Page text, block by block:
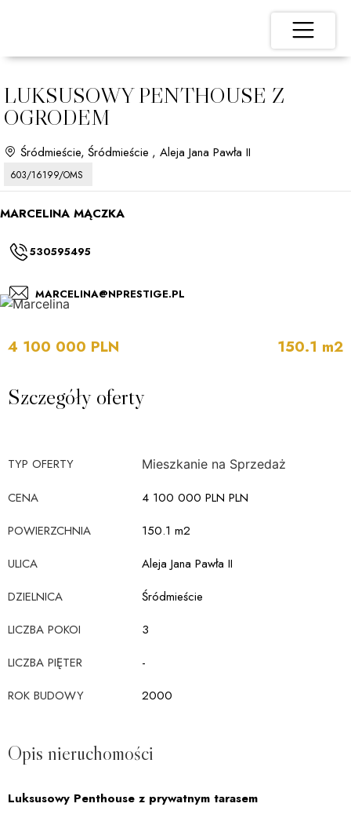
LUKSUSOWY PENTHOUSE Z
OGRODEM
Śródmieście, Śródmieście , Aleja Jana Pawła II
603/16199/OMS
MARCELINA MĄCZKA
530595495
MARCELINA@NPRESTIGE.PL
4 100 000 PLN 150.1 m2
Szczegóły oferty
TYP OFERTY Mieszkanie na Sprzedaż
CENA
4 100 000 PLN PLN
POWIERZCHNIA
150.1 m2
ULICA
Aleja Jana Pawła II
DZIELNICA
Śródmieście
LICZBA POKOI
3
LICZBA PIĘTER
-
ROK BUDOWY
2000
Opis nieruchomości
Luksusowy Penthouse z prywatnym tarasem